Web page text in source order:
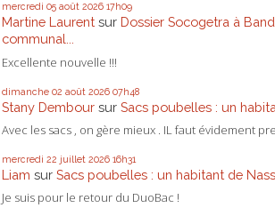
mercredi 05 août 2026 17h09
Martine Laurentsur Dossier Socogetra à
communal...
Excellente nouvelle !!!
dimanche 02 août 2026 07h48
Stany Dembour sur Sacs poubelles : un
Avec les sacs , on gère mieux . IL faut évidement
mercredi 22 juillet 2026 16h31
Liam sur Sacs poubelles : un habitant de
Je suis pour le retour du DuoBac !